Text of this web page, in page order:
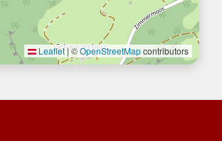
Leaflet |©OpenStreetMapcontributors